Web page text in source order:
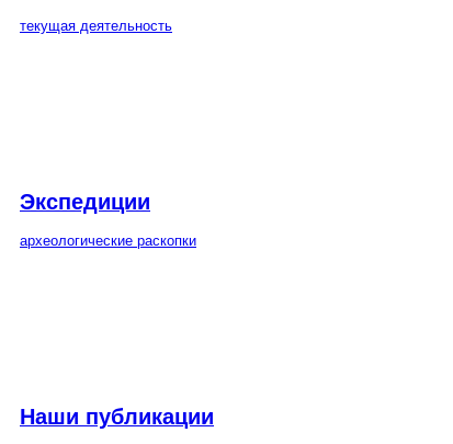
текущая деятельность
Экспедиции
археологические раскопки
Наши публикации